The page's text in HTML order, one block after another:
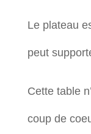
Le plateau
peut
Cette table
coup de